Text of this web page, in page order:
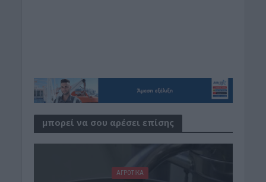
μπορεί να σου αρέσει επίσης
ΑΓΡΟΤΙΚΑ